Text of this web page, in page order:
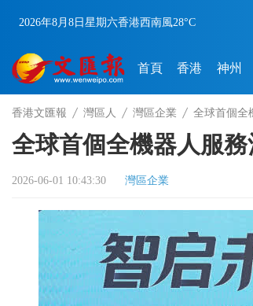
2026年8月8日 星期六香港西南風28°C
首頁 香港 神州
香港文匯報 灣區人 灣區企業 全球首個全
全球首個全機器人服
2026-06-01 10:43:30 灣區企業